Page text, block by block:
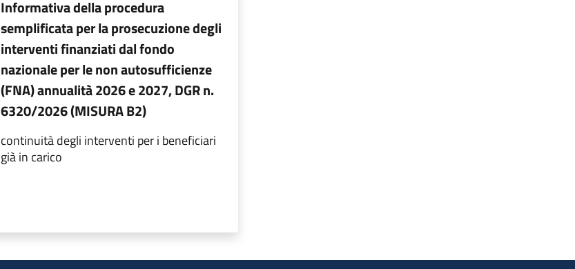
Informativa della procedura
semplificata per la prosecuzione degli
interventi finanziati dal fondo
nazionale per le non autosufficienze
(FNA) annualità 2026 e 2027, DGR n.
6320/2026 (MISURA B2)
continuità degli interventi per i beneficiari
già in carico